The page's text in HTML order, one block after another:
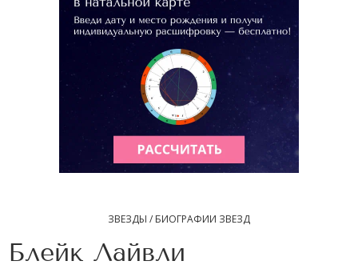
ЗВЕЗДЫ / БИОГРАФИИ ЗВЕЗД
Блейк Лайвли